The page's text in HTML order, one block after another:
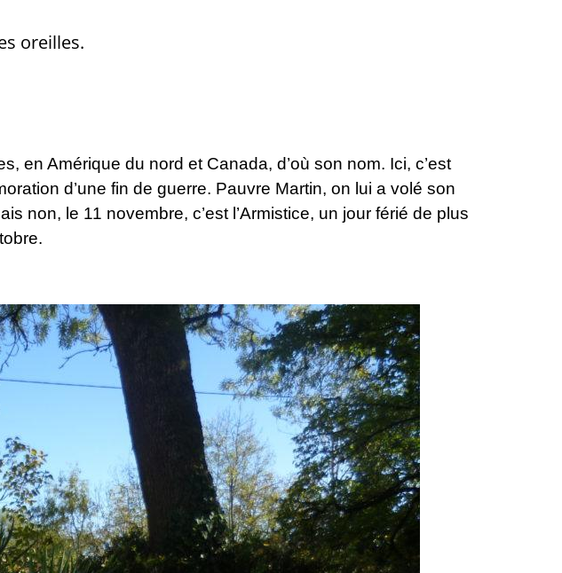
oreilles.
en Amérique du nord et Canada, d’où son nom. Ici, c’est
d’une fin de guerre. Pauvre Martin, on lui a volé son
non, le 11 novembre, c’est l’Armistice, un jour férié de plus